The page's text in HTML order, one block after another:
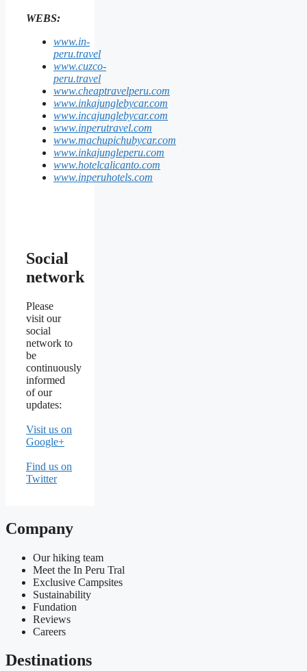
WEBS:
www.in-
peru.travel
www.cuzco-
peru.travel
www.cheaptravelperu.com
www.inkajunglebycar.com
www.incajunglebycar.com
www.inperutravel.com
www.machupichubycar.com
www.inkajungleperu.com
www.hotelcalicanto.com
www.inperuhotels.com
Social
network
Please
visit our
social
network to
be
continuously
informed
of our
updates:
Visit us on
Google+
Find us on
Twitter
Company
Our hiking team
Meet the In Peru Tral
Exclusive Campsites
Sustainability
Fundation
Reviews
Careers
Destinations